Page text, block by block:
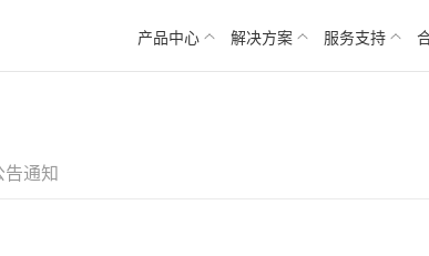
产品中心 解决方案 服务支持
告通知